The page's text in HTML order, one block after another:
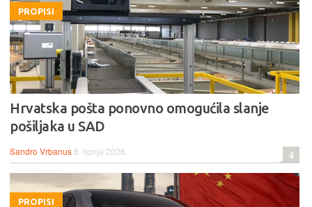
PROPISI
Hrvatska pošta ponovno omogućila slanje
pošiljaka u SAD
Sandro Vrbanus8. lipnja 2026. 4
PROPISI